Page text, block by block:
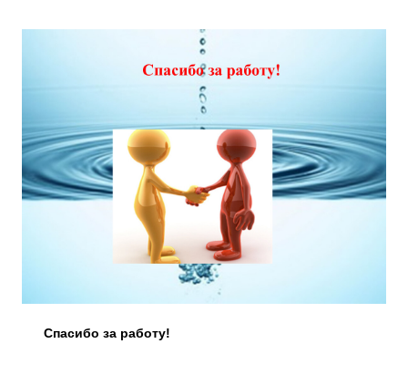
Спасибо за работу!